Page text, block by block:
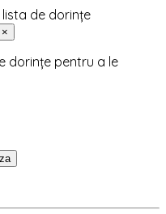
de dorințe
×
dorințe pentru a le